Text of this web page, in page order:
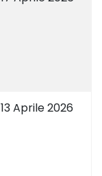
13 Aprile 2026